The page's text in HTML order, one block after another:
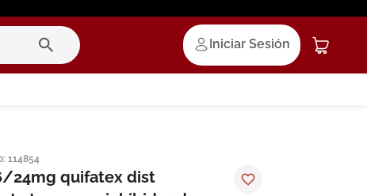
Iniciar Sesión
: 114854
24mg quifatex dist